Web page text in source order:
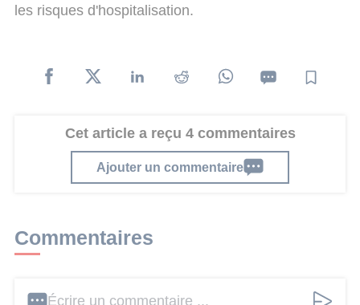
les risques d'hospitalisation.
Cet article a reçu 4 commentaires
Ajouter un commentaire
Commentaires
Écrire un commentaire ...